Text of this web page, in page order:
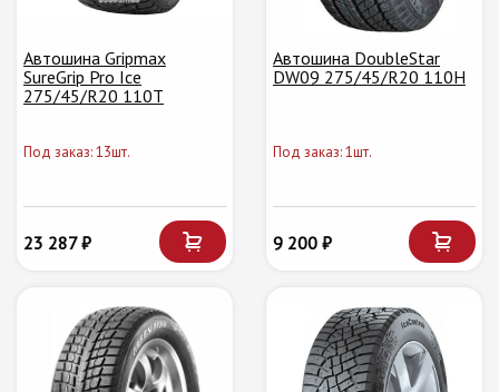
Автошина Gripmax
SureGrip Pro Ice
275/45/R20 110T
Под заказ: 13шт.
23 287 ₽
Автошина DoubleStar
DW09 275/45/R20 110H
Под заказ: 1шт.
9 200 ₽